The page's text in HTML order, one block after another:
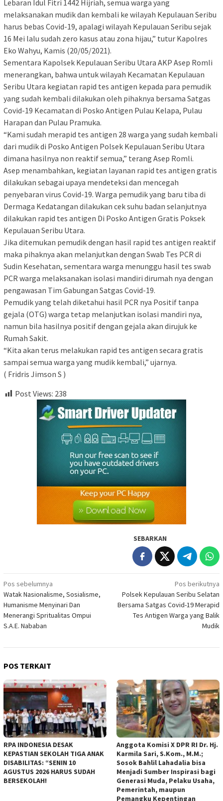
Lebaran Idul Fitri 1442 Hijriah, semua warga yang
melaksanakan mudik dan kembali ke wilayah Kepulauan Seribu
harus bebas Covid-19, apalagi wilayah Kepulauan Seribu sejak
16 Mei lalu sudah zero kasus atau zona hijau,” tutur Kapolres
Eko Wahyu, Kamis (20/05/2021).
Sementara Kapolsek Kepulauan Seribu Utara AKP Asep Romli
menerangkan, bahwa untuk wilayah Kecamatan Kepulauan
Seribu Utara kegiatan rapid tes antigen kepada para pemudik
yang sudah kembali dilakukan oleh pihaknya bersama Satgas
Covid-19 Kecamatan di Posko Antigen Pulau Kelapa, Pulau
Harapan dan Pulau Pramuka.
“Kami sudah merapid tes antigen 28 warga yang sudah kembali
dari mudik di Posko Antigen Polsek Kepulauan Seribu Utara
dimana hasilnya non reaktif semua,” terang Asep Romli.
Asep menambahkan, kegiatan layanan rapid tes antigen gratis
dilakukan sebagai upaya mendeteksi dan mencegah
penyebaran virus Covid-19. Warga pemudik yang baru tiba di
Dermaga Kedatangan dilakukan cek suhu badan selanjutnya
dilakukan rapid tes antigen Di Posko Antigen Gratis Poksek
Kepulauan Seribu Utara.
Jika ditemukan pemudik dengan hasil rapid tes antigen reaktif
maka pihaknya akan melanjutkan dengan Swab Tes PCR di
Sudin Kesehatan, sementara warga menunggu hasil tes swab
PCR warga melaksanakan isolasi mandiri dirumah nya dengan
pengawasan Tim Gabungan Satgas Covid-19.
Pemudik yang telah diketahui hasil PCR nya Positif tanpa
gejala (OTG) warga tetap melanjutkan isolasi mandiri nya,
namun bila hasilnya positif dengan gejala akan dirujuk ke
Rumah Sakit.
“Kita akan terus melakukan rapid tes antigen secara gratis
sampai semua warga yang mudik kembali,” ujarnya.
( Fridris Jimson S )
Post Views: 238
SEBARKAN
Navigasi
pos
Pos sebelumnya
Watak Nasionalisme, Sosialisme,
Humanisme Menyinari Dan
Menerangi Spritualitas Ompui
S.A.E. Nababan
Pos berikutnya
Polsek Kepulauan Seribu Selatan
Bersama Satgas Covid-19 Merapid
Tes Antigen Warga yang Balik
Mudik
POS TERKAIT
RPA INDONESIA DESAK
KEPASTIAN SEKOLAH TIGA ANAK
DISABILITAS: “SENIN 10
AGUSTUS 2026 HARUS SUDAH
BERSEKOLAH!
Anggota Komisi X DPR RI Dr. Hj.
Karmila Sari, S.Kom., M.M.;
Sosok Bahlil Lahadalia bisa
Menjadi Sumber Inspirasi bagi
Generasi Muda, Pelaku Usaha,
Pemerintah, maupun
Pemangku Kepentingan